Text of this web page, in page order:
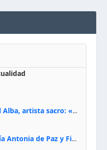
José Ricardo González del Alba, artista sacro: «Yo oro, hablo con Dios, le pido al Espíritu Santo su inspiración y siempre pinto rezando el rosario para que sea Él quien actúe a través de mis manos»
Santa Mama Antula (María Antonia de Paz y Figueroa)